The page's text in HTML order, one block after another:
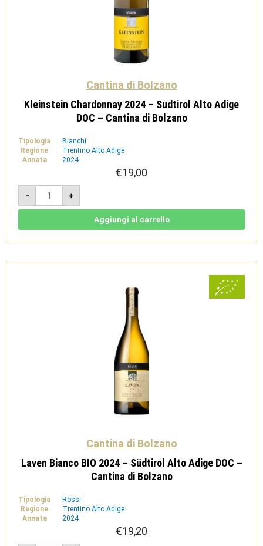
Cantina di Bolzano
Kleinstein Chardonnay 2024 – Sudtirol Alto Adige
DOC – Cantina di Bolzano
Tipologia
Bianchi
Regione
Trentino Alto Adige
Annata
2024
€19,00
-
Kleinstein
Chardonnay
2024
-
DOC
di
+
Aggiungi al carrello
Cantina di Bolzano
Laven Bianco BIO 2024 – Südtirol Alto Adige DOC –
Cantina di Bolzano
Tipologia
Rossi
Regione
Trentino Alto Adige
Annata
2024
€19,20